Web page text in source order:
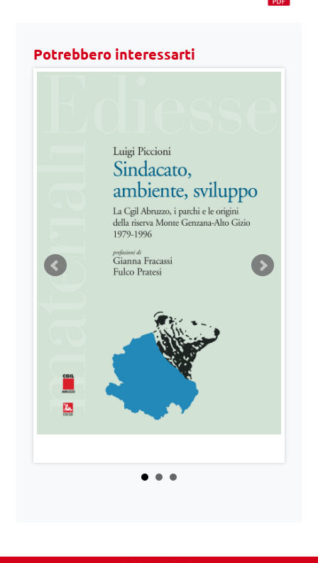
Potrebbero interessarti